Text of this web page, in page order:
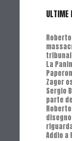
ULTIME
La
Zagor
Sergio
parte
Addio a